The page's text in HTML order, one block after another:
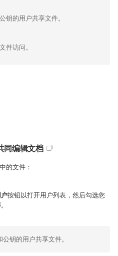
钥的用户共享文件。
件访问。
同编辑文档
中的文件：
按钮以打开用户列表，然后勾选您
。
钥的用户共享文件。